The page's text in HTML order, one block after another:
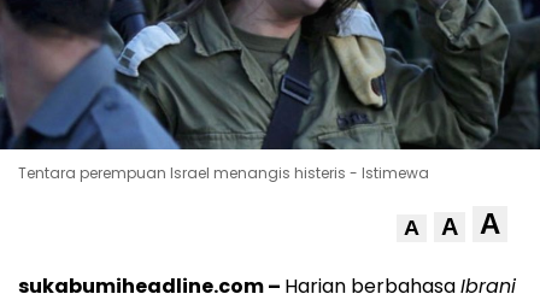
Tentara perempuan Israel menangis histeris - Istimewa
A A A
sukabumiheadline.com – Harian berbahasaIbrani